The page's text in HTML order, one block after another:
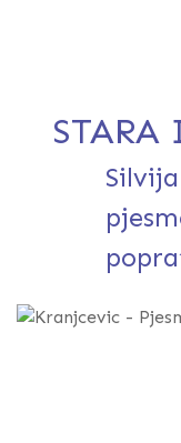
STARA